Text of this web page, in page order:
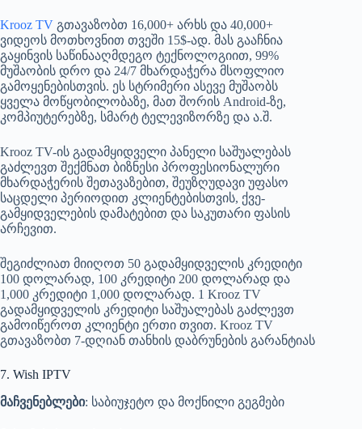
Krooz TV გთავაზობთ 16,000+ არხს და 40,000+
ვიდეოს მოთხოვნით თვეში 15$-ად. მას გააჩნია
გაყინვის საწინააღმდეგო ტექნოლოგიით, 99%
მუშაობის დრო და 24/7 მხარდაჭერა მსოფლიო
გამოყენებისთვის. ეს სტრიმერი ასევე მუშაობს
ყველა მოწყობილობაზე, მათ შორის Android-ზე,
კომპიუტერებზე, სმარტ ტელევიზორზე და ა.შ.
Krooz TV-ის გადამყიდველი პანელი საშუალებას
გაძლევთ შექმნათ ბიზნესი პროფესიონალური
მხარდაჭერის შეთავაზებით, შეუზღუდავი უფასო
საცდელი პერიოდით კლიენტებისთვის, ქვე-
გამყიდველების დამატებით და საკუთარი ფასის
არჩევით.
შეგიძლიათ მიიღოთ 50 გადამყიდველის კრედიტი
100 დოლარად, 100 კრედიტი 200 დოლარად და
1,000 კრედიტი 1,000 დოლარად. 1 Krooz TV
გადამყიდველის კრედიტი საშუალებას გაძლევთ
გამოიწეროთ კლიენტი ერთი თვით. Krooz TV
გთავაზობთ 7-დღიან თანხის დაბრუნების გარანტიას
7. Wish IPTV
მაჩვენებლები: საბიუჯეტო და მოქნილი გეგმები